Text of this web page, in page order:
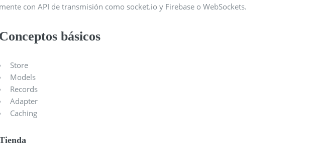
mente con API de transmisión como socket.io y Firebase o WebSockets.
Conceptos básicos
Store
Models
Records
Adapter
Caching